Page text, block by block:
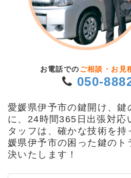
お電話での ご相談・お見
050-
愛媛県伊予市の鍵開け、鍵
に、24時間365日出張対応
タッフは、確かな技術を持
媛県伊予市の困った鍵のト
決いたします！